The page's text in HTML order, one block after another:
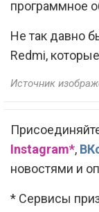
программное
Не так давно
Redmi,
Источник
Instagram*,
новостями и
* Сервисы